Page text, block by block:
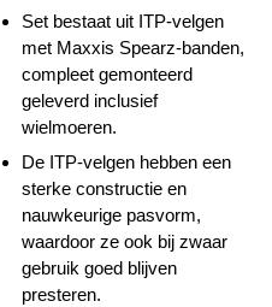
Set bestaat uit ITP-velgen
met Maxxis Spearz-banden,
compleet gemonteerd
geleverd inclusief
wielmoeren.
De ITP-velgen hebben een
sterke constructie en
nauwkeurige pasvorm,
waardoor ze ook bij zwaar
gebruik goed blijven
presteren.